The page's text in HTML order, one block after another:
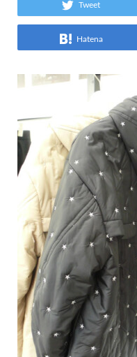
Tweet
Hatena